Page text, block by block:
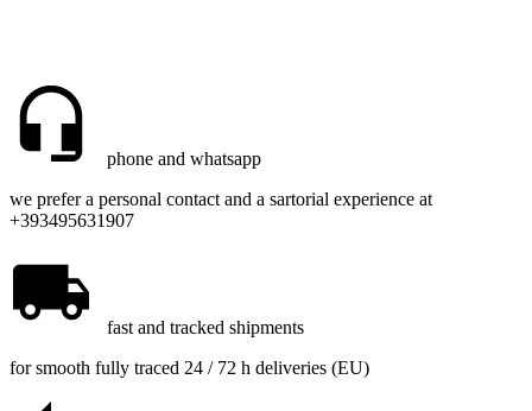
phone and whatsapp
we prefer a personal contact and a sartorial experience at
+393495631907
fast and tracked shipments
for smooth fully traced 24 / 72 h deliveries (EU)